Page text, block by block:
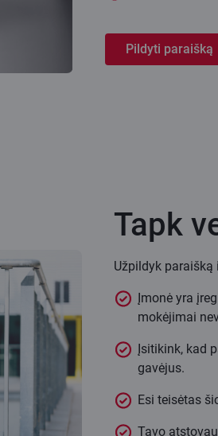
Pildyti paraišką
Tapk
Užpildyk
Įmonė yra
mokėjimai
Įsitikink, kad
gavėjus.
Esi teisėtas
Tavo